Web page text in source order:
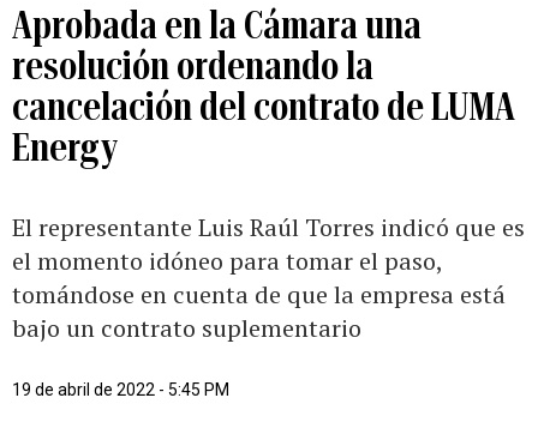
Aprobada en la Cámara una
resolución ordenando la
cancelación del contrato de LUMA
Energy
El representante Luis Raúl Torres indicó que es
el momento idóneo para tomar el paso,
tomándose en cuenta de que la empresa está
bajo un contrato suplementario
19 de abril de 2022 - 5:45 PM